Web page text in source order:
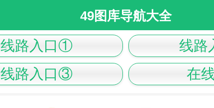
49图库导航大全
线路入口①
线
线路入口③
在